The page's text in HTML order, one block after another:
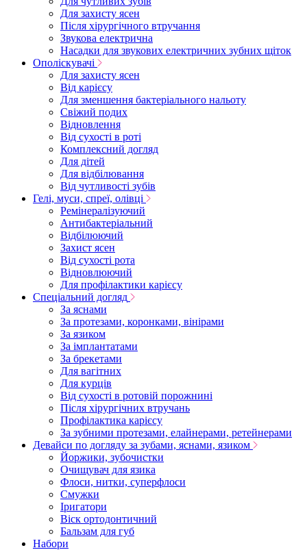
Для захисту ясен
Після хірургічного втручання
Звукова електрична
Насадки для звукових електричних зубних щіток
Ополіскувачі
Для захисту ясен
Від карієсу
Для зменшення бактеріального нальоту
Свіжий подих
Відновлення
Від сухості в роті
Комплексний догляд
Для дітей
Для відбілювання
Від чутливості зубів
Гелі, муси, спреї, олівці
Ремінералізуючий
Антибактеріальний
Відбілюючий
Захист ясен
Від сухості рота
Відновлюючий
Для профілактики карієсу
Спеціальний догляд
За яснами
За протезами, коронками, вінірами
За язиком
За імплантатами
За брекетами
Для вагітних
Для курців
Від сухості в ротовій порожнині
Після хірургічних втручань
Профілактика карієсу
За зубними протезами, елайнерами, ретейнерами
Девайси по догляду за зубами, яснами, язиком
Йоржики, зубочистки
Очищувач для язика
Флоси, нитки, суперфлоси
Смужки
Іригатори
Віск ортодонтичний
Бальзам для губ
Набори